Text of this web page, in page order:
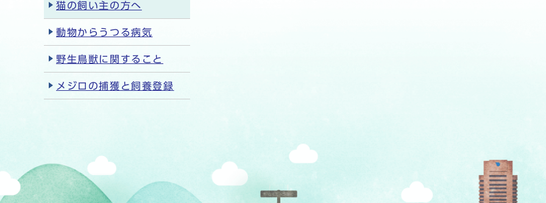
猫の飼い主の方へ
動物からうつる病気
野生鳥獣に関すること
メジロの捕獲と飼養登録